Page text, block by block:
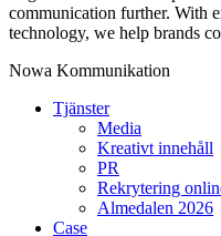
communication further. With
technology, we help brands
Nowa Kommunikation
Tjänster
Media
Kreativt innehåll
PR
Rekrytering
Almedalen 2026
Case